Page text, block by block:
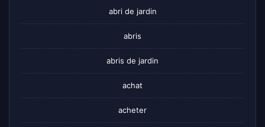
abri de jardin
abris
abris de jardin
achat
acheter